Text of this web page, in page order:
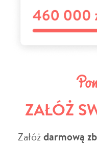
ZAŁÓŻ
Załóżdarmową